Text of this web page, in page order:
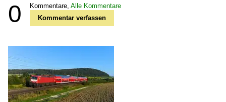
0 Kommentare, Alle Kommentare
Kommentar verfassen